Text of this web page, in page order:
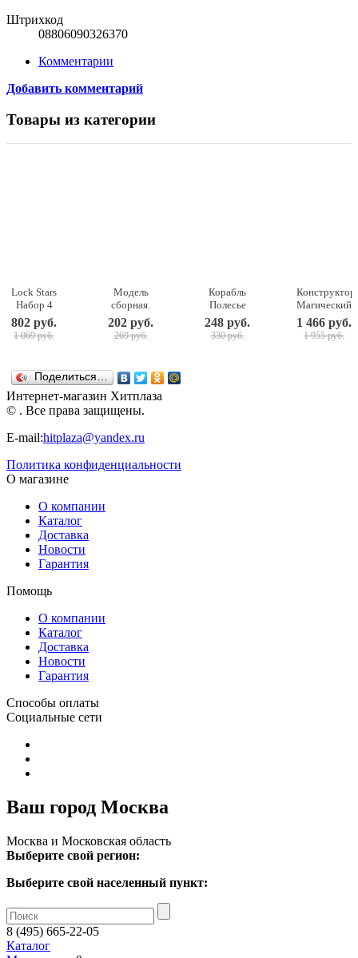
Штрихкод
08806090326370
Комментарии
Добавить комментарий
Товары из категории
Lock Stars
Набор 4
Замочка с
секретом
Hasbro
802 руб.
1 069 руб.
Модель
сборная.
Советская
зенитная
САУ Шилка
(7419)
202 руб.
269 руб.
Корабль
Полесье
Трансатлантик
(56382) 46
см
248 руб.
330 руб.
Конструктор
Магический
магнит, 78
деталей PT-
00845
1 466 руб.
1 955 руб.
Поделиться…
Интернет-магазин Хитплаза
© . Все права защищены.
E-mail:hitplaza@yandex.ru
Политика конфиденциальности
О магазине
О компании
Каталог
Доставка
Новости
Гарантия
Помощь
О компании
Каталог
Доставка
Новости
Гарантия
Способы оплаты
Социальные сети
Ваш город Москва
Москва и Московская область
Выберите свой регион:
Выберите свой населенный пункт:
8 (495) 665-22-05
Каталог